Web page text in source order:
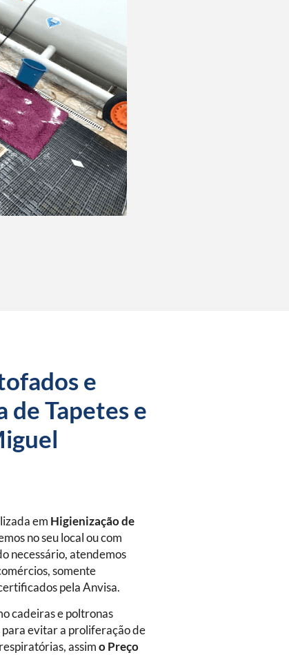
e
de Tapetes e
em Higienização de
no seu local ou com
necessário, atendemos
somente
pela Anvisa.
cadeiras e poltronas
evitar a proliferação de
assimo Preço